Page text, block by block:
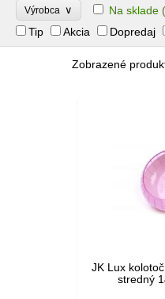
Výrobca ∨ Na sklade
Tip
Akcia Dopredaj
Zobrazené
JK Lux
stredný